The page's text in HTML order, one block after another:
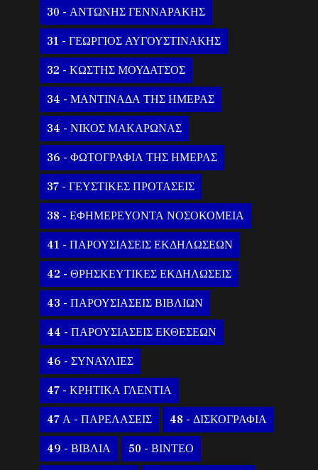
30 - ΑΝΤΩΝΗΣ ΓΕΝΝΑΡΑΚΗΣ
31 - ΓΕΩΡΓΙΟΣ ΑΥΓΟΥΣΤΙΝΑΚΗΣ
32 - ΚΩΣΤΗΣ ΜΟΥΔΑΤΣΟΣ
34 - ΜΑΝΤΙΝΑΔΑ ΤΗΣ ΗΜΕΡΑΣ
34 - ΝΙΚΟΣ ΜΑΚΑΡΩΝΑΣ
36 - ΦΩΤΟΓΡΑΦΙΑ ΤΗΣ ΗΜΕΡΑΣ
37 - ΓΕΥΣΤΙΚΕΣ ΠΡΟΤΑΣΕΙΣ
38 - ΕΦΗΜΕΡΕΥΟΝΤΑ ΝΟΣΟΚΟΜΕΙΑ
41 - ΠΑΡΟΥΣΙΑΣΕΙΣ ΕΚΔΗΛΩΣΕΩΝ
42 - ΘΡΗΣΚΕΥΤΙΚΕΣ ΕΚΔΗΛΩΣΕΙΣ
43 - ΠΑΡΟΥΣΙΑΣΕΙΣ ΒΙΒΛΙΩΝ
44 - ΠΑΡΟΥΣΙΑΣΕΙΣ ΕΚΘΕΣΕΩΝ
46 - ΣΥΝΑΥΛΙΕΣ
47 - ΚΡΗΤΙΚΑ ΓΛΕΝΤΙΑ
47 Α - ΠΑΡΕΛΑΣΕΙΣ 48 - ΔΙΣΚΟΓΡΑΦΙΑ
49 - ΒΙΒΛΙΑ 50 - ΒΙΝΤΕΟ